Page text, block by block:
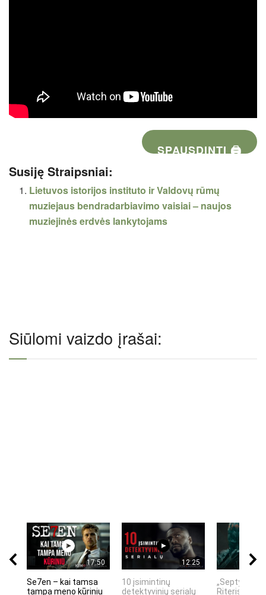
SPAUSDINTI 🖨
Susiję Straipsniai:
Lietuvos istorijos instituto ir Valdovų rūmų
muziejaus bendradarbiavimo vaisiai – naujos
muziejinės erdvės lankytojams
Siūlomi vaizdo įrašai:
17:50
Se7en – kai tamsa
tampa meno kūriniu
12:25
10 įsimintinų
detektyvinių serialų
„Septynių
Riteris" – kai